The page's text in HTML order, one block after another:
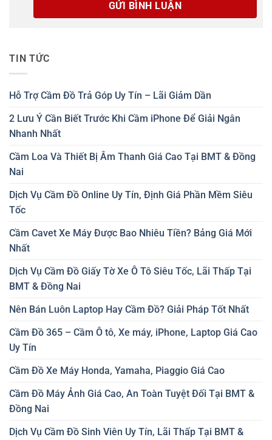
TIN TỨC
Hỗ Trợ Cầm Đồ Trả Góp Uy Tín – Lãi Giảm Dần
2 Lưu Ý Cần Biết Trước Khi Cầm iPhone Để Giải Ngân
Nhanh Nhất
Cầm Loa Và Thiết Bị Âm Thanh Giá Cao Tại BMT & Đồng
Nai
Dịch Vụ Cầm Đồ Online Uy Tín, Định Giá Phần Mềm Siêu
Tốc
Cầm Cavet Xe Máy Được Bao Nhiêu Tiền? Bảng Giá Mới
Nhất
Dịch Vụ Cầm Đồ Giấy Tờ Xe Ô Tô Siêu Tốc, Lãi Thấp Tại
BMT & Đồng Nai
Nên Bán Luôn Laptop Hay Cầm Đồ? Giải Pháp Tốt Nhất
Cầm Đồ 365 – Cầm Ô tô, Xe máy, iPhone, Laptop Giá Cao
Uy Tín
Cầm Đồ Xe Máy Honda, Yamaha, Piaggio Giá Cao
Cầm Đồ Máy Ảnh Giá Cao, An Toàn Tuyệt Đối Tại BMT &
Đồng Nai
Dịch Vụ Cầm Đồ Sinh Viên Uy Tín, Lãi Thấp Tại BMT &